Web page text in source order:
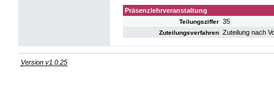
Präsenzlehrveranstaltung
Teilungsziffer 35
Zuteilungsverfahren Zuteilung nach
Version v1.0.25